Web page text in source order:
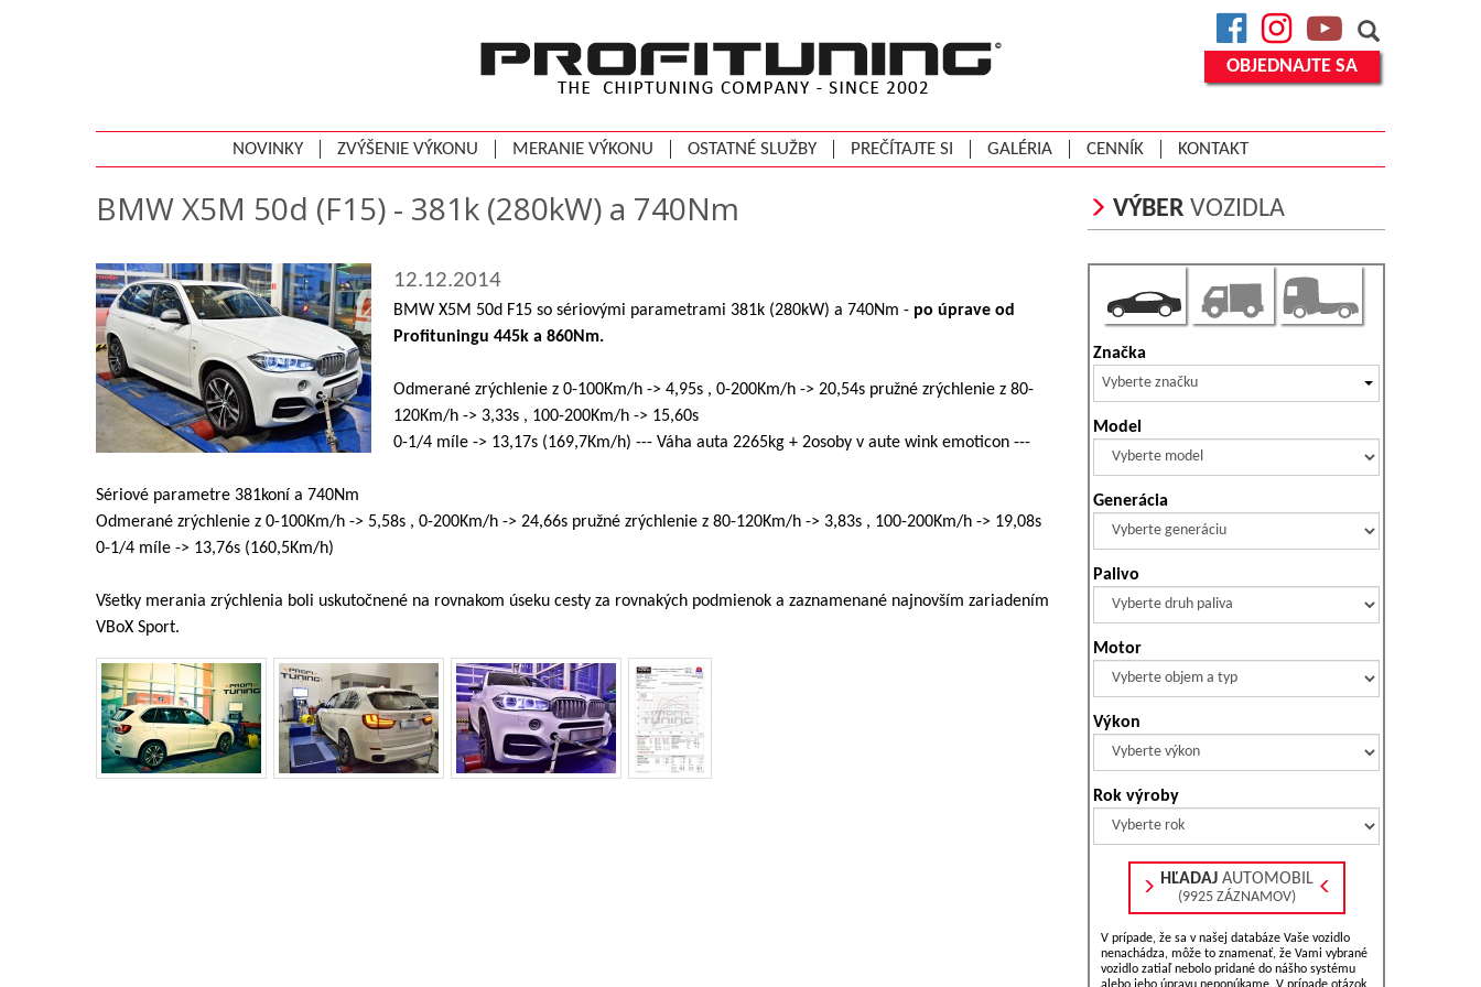
FacebookInstagramYouTube
OBJEDNAJTE SA
NOVINKY ZVÝŠENIE VÝKONU MERANIE VÝKONU OSTATNÉ SLUŽBY PREČÍTAJTE SI GALÉRIA CENNÍK KONTAKT
BMW X5M 50d (F15) - 381k (280kW) a 740Nm
12.12.2014
BMW X5M 50d F15 so sériovými parametrami 381k (280kW) a 740Nm - po úprave od
Profituningu 445k a 860Nm.
Odmerané zrýchlenie z 0-100Km/h -> 4,95s , 0-200Km/h -> 20,54s pružné zrýchlenie z 80-
120Km/h -> 3,33s , 100-200Km/h -> 15,60s
0-1/4 míle -> 13,17s (169,7Km/h) --- Váha auta 2265kg + 2osoby v aute wink emoticon ---
Sériové parametre 381koní a 740Nm
Odmerané zrýchlenie z 0-100Km/h -> 5,58s , 0-200Km/h -> 24,66s pružné zrýchlenie z 80-120Km/h -> 3,83s , 100-200Km/h -> 19,08s
0-1/4 míle -> 13,76s (160,5Km/h)
Všetky merania zrýchlenia boli uskutočnené na rovnakom úseku cesty za rovnakých podmienok a zaznamenané najnovším zariadením
VBoX Sport.
VÝBER VOZIDLA
Značka
Vyberte značku
Model
Generácia
Palivo
Motor
Výkon
Rok výroby
HĽADAJAUTOMOBIL
(9925 ZÁZNAMOV)
V prípade, že sa v našej databáze Vaše vozidlo
nenachádza, môže to znamenať, že Vami vybrané
vozidlo zatiaľ nebolo pridané do nášho systému